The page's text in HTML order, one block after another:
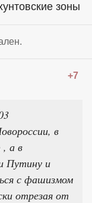
зоны
+7
в
, а в
Путину и
с фашизмом
отрезая от